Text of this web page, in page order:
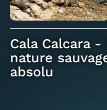
Cala Calcara -
nature
absolu